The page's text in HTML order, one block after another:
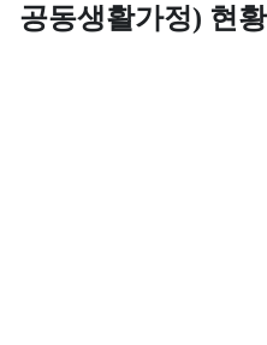
공동생활가정) 현황